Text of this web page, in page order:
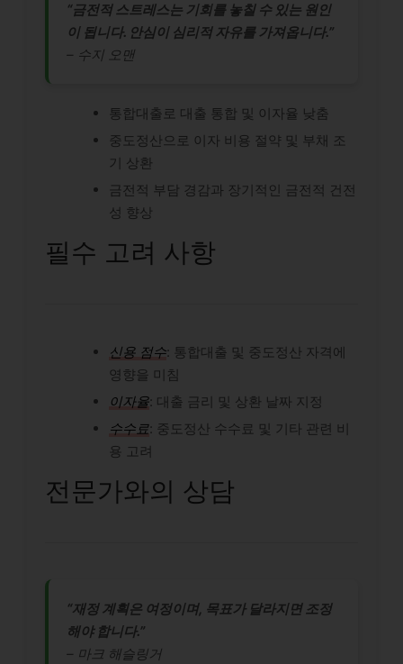
“금전적 스트레스는 기회를 놓칠 수 있는 원인
이 됩니다. 안심이 심리적 자유를 가져옵니다.”
– 수지 오맨
통합대출로 대출 통합 및 이자율 낮춤
중도정산으로 이자 비용 절약 및 부채 조
기 상환
금전적 부담 경감과 장기적인 금전적 건전
성 향상
필수 고려 사항
신용 점수: 통합대출 및 중도정산 자격에
영향을 미침
이자율: 대출 금리 및 상환 날짜 지정
수수료: 중도정산 수수료 및 기타 관련 비
용 고려
전문가와의 상담
“재정 계획은 여정이며, 목표가 달라지면 조정
해야 합니다.”
– 마크 해슬링거